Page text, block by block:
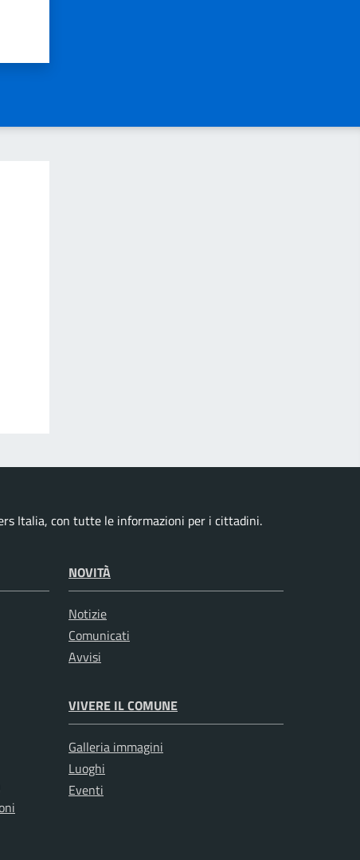
Italia, con tutte le informazioni per i cittadini.
NOVITÀ
Notizie
Comunicati
Avvisi
VIVERE IL COMUNE
Galleria immagini
Luoghi
Eventi